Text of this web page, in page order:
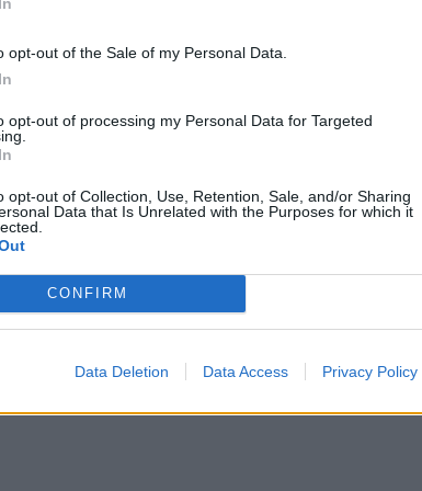
opt-out of the Sale of my Personal Data.
opt-out of processing my Personal Data for Targeted
opt-out of Collection, Use, Retention, Sale, and/or Sharing
Data that Is Unrelated with the Purposes for which it
CONFIRM
Data Deletion Data Access Privacy Policy
δουλειάς και προσωπικής ζωής· είναι ένας
μακροπρόθεσμα
αξίες που αντέχουν στον χρόνο.
να έχουν ρίσκο
άλλος. Τα πειράματα μπορεί να
την πρόοδο.
του Τζεφ Μπέζος ήταν στα McDonald's -Πώς
της «αυτοκρατορίας» του
στόχος είναι να τους εντυπωσιάσεις.